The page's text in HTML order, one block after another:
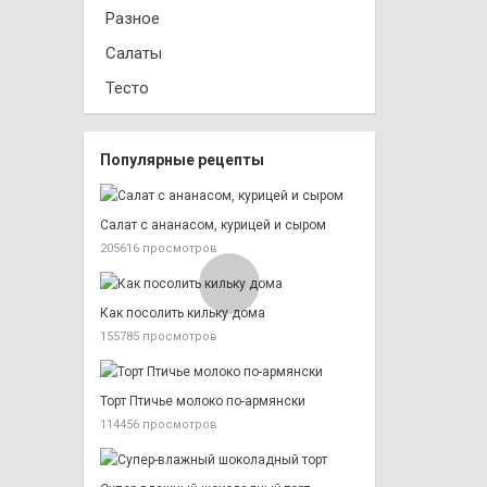
Разное
Салаты
Тесто
Популярные рецепты
Салат с ананасом, курицей и сыром
205616 просмотров
Как посолить кильку дома
155785 просмотров
Торт Птичье молоко по-армянски
114456 просмотров